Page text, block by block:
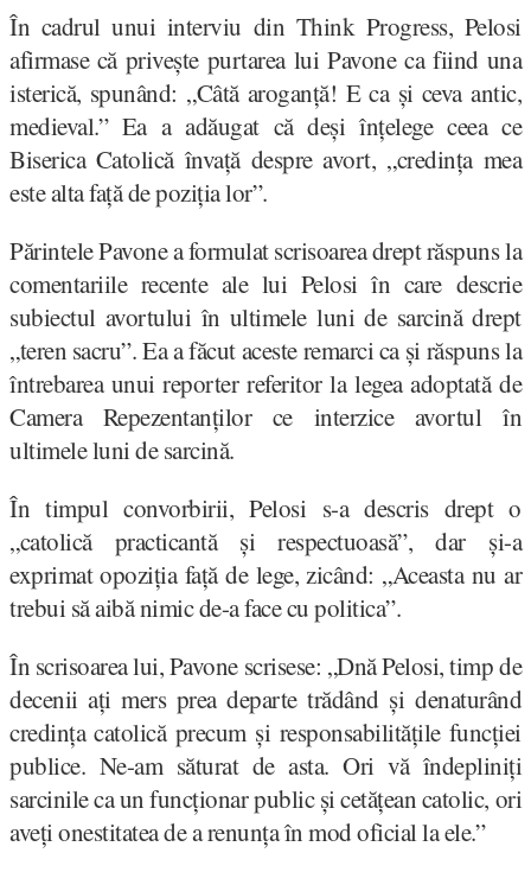
În cadrul unui interviu din Think Progress, Pelosi
afirmase că privește purtarea lui Pavone ca fiind una
isterică, spunând: „Câtă aroganță! E ca și ceva antic,
medieval.” Ea a adăugat că deși înțelege ceea ce
Biserica Catolică învață despre avort, „credința mea
este alta față de poziția lor”.
Părintele Pavone a formulat scrisoarea drept răspuns la
comentariile recente ale lui Pelosi în care descrie
subiectul avortului în ultimele luni de sarcină drept
„teren sacru”. Ea a făcut aceste remarci ca și răspuns la
întrebarea unui reporter referitor la legea adoptată de
Camera Repezentanților ce interzice avortul în
ultimele luni de sarcină.
În timpul convorbirii, Pelosi s-a descris drept o
„catolică practicantă și respectuoasă”, dar și-a
exprimat opoziția față de lege, zicând: „Aceasta nu ar
trebui să aibă nimic de-a face cu politica”.
În scrisoarea lui, Pavone scrisese: „Dnă Pelosi, timp de
decenii ați mers prea departe trădând și denaturând
credința catolică precum și responsabilitățile funcției
publice. Ne-am săturat de asta. Ori vă îndepliniți
sarcinile ca un funcționar public și cetățean catolic, ori
aveți onestitatea de a renunța în mod oficial la ele.”